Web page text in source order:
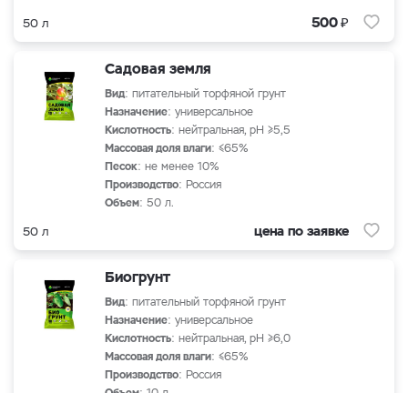
50 л 500₽
Садовая земля
Вид: питательный торфяной грунт
Назначение: универсальное
Кислотность: нейтральная, рН ≥5,5
Массовая доля влаги: ≤65%
Песок: не менее 10%
Производство: Россия
Объем: 50 л.
50 л цена по заявке
Биогрунт
Вид: питательный торфяной грунт
Назначение: универсальное
Кислотность: нейтральная, рН ≥6,0
Массовая доля влаги: ≤65%
Производство: Россия